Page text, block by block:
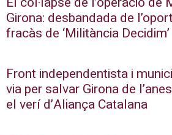
Girona: desbandada de
fracàs de ‘Militància Decidim’
Front independentista i
via per salvar Girona de
el verí d’Aliança Catalana